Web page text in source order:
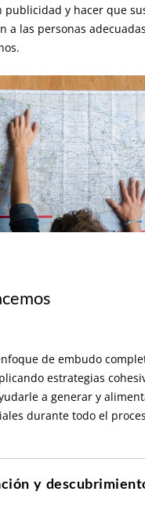
publicidad y hacer que
a las personas
de embudo
estrategias
a generar y
durante todo el
y